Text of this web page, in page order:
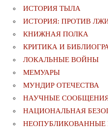
ИСТОРИЯ ТЫЛА
ИСТОРИЯ: ПРОТИВ
КНИЖНАЯ ПОЛКА
КРИТИКА И
ЛОКАЛЬНЫЕ ВОЙНЫ
МЕМУАРЫ
МУНДИР ОТЕЧЕСТВА
НАУЧНЫЕ
НАЦИОНАЛЬНАЯ
НЕОПУБЛИКОВАННЫЕ